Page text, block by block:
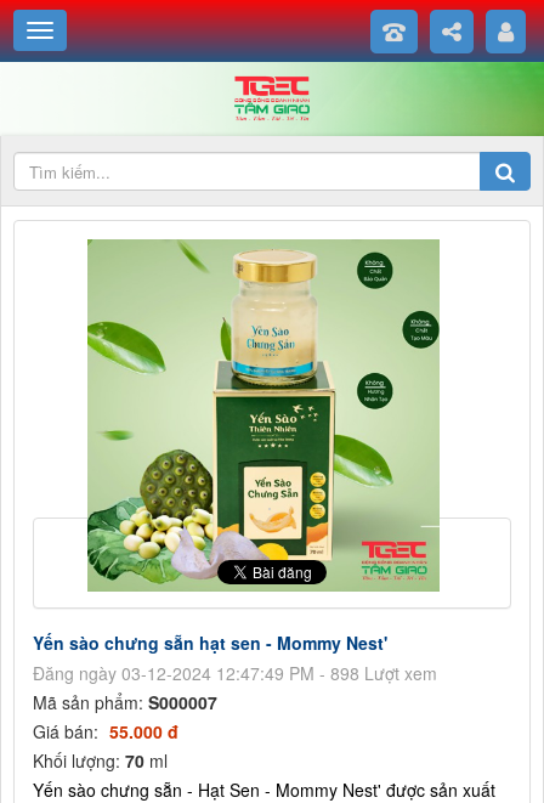
Yến sào chưng sẵn - Hạt Sen - Mommy Nest' được sản xuất từ Yến
sào thiên nhiên tỉnh Khánh Hòa.
Sản xuất đạt tiêu chuẩn chất lượng Việt Nam.
Theo Công thức độc quyền của TRUNG TÂM ĐÀO TẠO CHẾ BIẾN
& PHÂN PHỐI YẾN SÀO TẠI NHA TRANG.
Theo các nguồn khoa học trong nước và thế giới đã chứng minh về
công dụng của yến sào: bổ huyết, tăng sức đề kháng cho cơ thể,
chống lão hóa, ổn định thần...
">
Yến sào chưng sẵn hạt sen - Mommy Nest'
Đăng ngày 03-12-2024 12:47:49 PM - 898 Lượt xem
Mã sản phẩm: S000007
Giá bán: 55.000 đ
Khối lượng: 70 ml
Yến sào chưng sẵn - Hạt Sen - Mommy Nest' được sản xuất